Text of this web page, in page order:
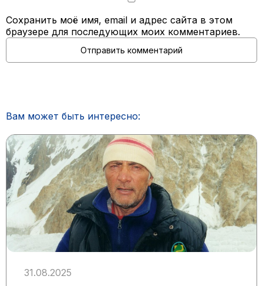
Сохранить моё имя, email и адрес сайта в этом
браузере для последующих моих комментариев.
Вам может быть интересно:
31.08.2025